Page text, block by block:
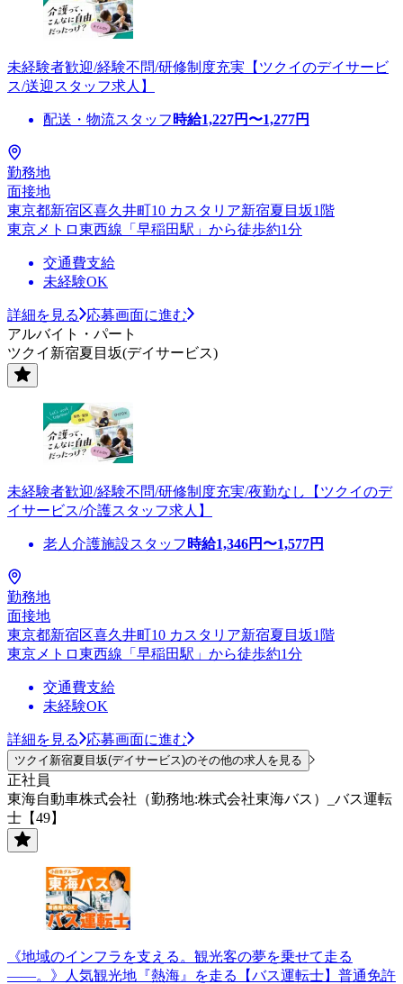
未経験者歓迎/経験不問/研修制度充実【ツクイのデイサービ
ス/送迎スタッフ求人】
配送・物流スタッフ 時給1,227円〜1,277円
勤務地
面接地
東京都新宿区喜久井町10 カスタリア新宿夏目坂1階
東京メトロ東西線「早稲田駅」から徒歩約1分
交通費支給
未経験OK
詳細を見る
応募画面に進む
アルバイト・パート
ツクイ新宿夏目坂(デイサービス)
未経験者歓迎/経験不問/研修制度充実/夜勤なし【ツクイのデ
イサービス/介護スタッフ求人】
老人介護施設スタッフ 時給1,346円〜1,577円
勤務地
面接地
東京都新宿区喜久井町10 カスタリア新宿夏目坂1階
東京メトロ東西線「早稲田駅」から徒歩約1分
交通費支給
未経験OK
詳細を見る 応募画面に進む
ツクイ新宿夏目坂(デイサービス)のその他の求人を見る
正社員
東海自動車株式会社（勤務地:株式会社東海バス）_バス運転
士【49】
《地域のインフラを支える。観光客の夢を乗せて走る
――。》人気観光地『熱海』を走る【バス運転士】普通免許